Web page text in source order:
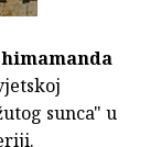
sunca" u